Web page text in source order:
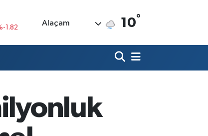
%0
Alaçam 10°